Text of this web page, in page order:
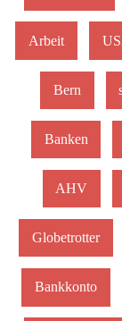
Arbeit
Bern
Banken
AHV
Globetrotter
Bankkonto